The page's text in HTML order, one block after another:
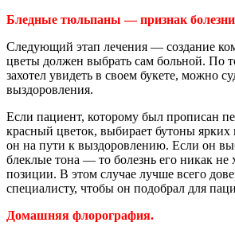
Бледные тюльпаны — признак
Следующий этап лечения — создание
цветы должен выбрать сам больной. По
захотел увидеть в своем букете, можно
выздоровления.
Если пациент, которому был прописан
красный цветок, выбирает бутоны ярких
он на пути к выздоровлению. Если он
блеклые тона — то болезнь его никак не
позиции. В этом случае лучше всего
специалисту, чтобы он подобрал для
Домашняя флорография.